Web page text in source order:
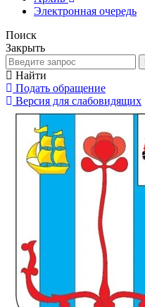
Электронная очередь
Поиск
Закрыть
Найти
Подать обращение
Версия для слабовидящих